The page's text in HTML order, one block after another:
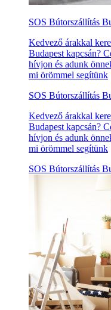
SOS Bútorszállítás
Kedvező árakkal
Budapest kapcsán?
hívjon és adunk
mi örömmel segítünk
SOS Bútorszállítás
Kedvező árakkal
Budapest kapcsán?
hívjon és adunk
mi örömmel segítünk
SOS Bútorszállítás